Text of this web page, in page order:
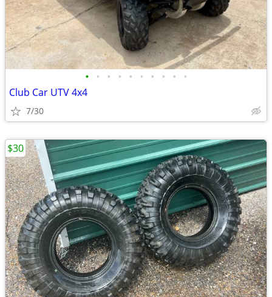
• • • • • • • • • •
Club Car UTV 4x4
7/30
$30